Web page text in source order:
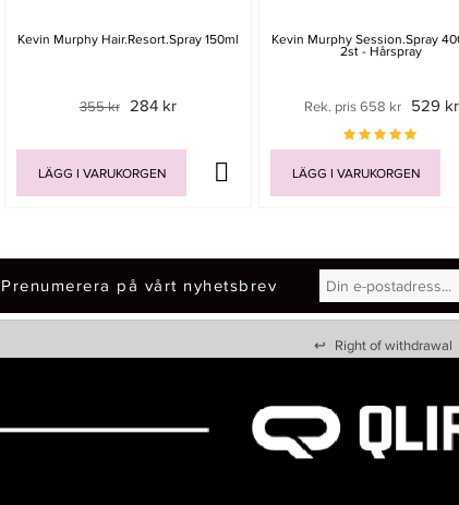
Kevin Murphy Hair.Resort.Spray 150ml
355 kr 284 kr
LÄGG I VARUKORGEN
Kevin Murphy Session.Spray
2st - Hårspray
Rek. pris 658 kr 529 kr
LÄGG I VARUKORGEN
Prenumerera på vårt nyhetsbrev
↩ Right of withdrawal